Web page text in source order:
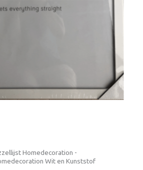
Homedecoration -
Wit en Kunststof